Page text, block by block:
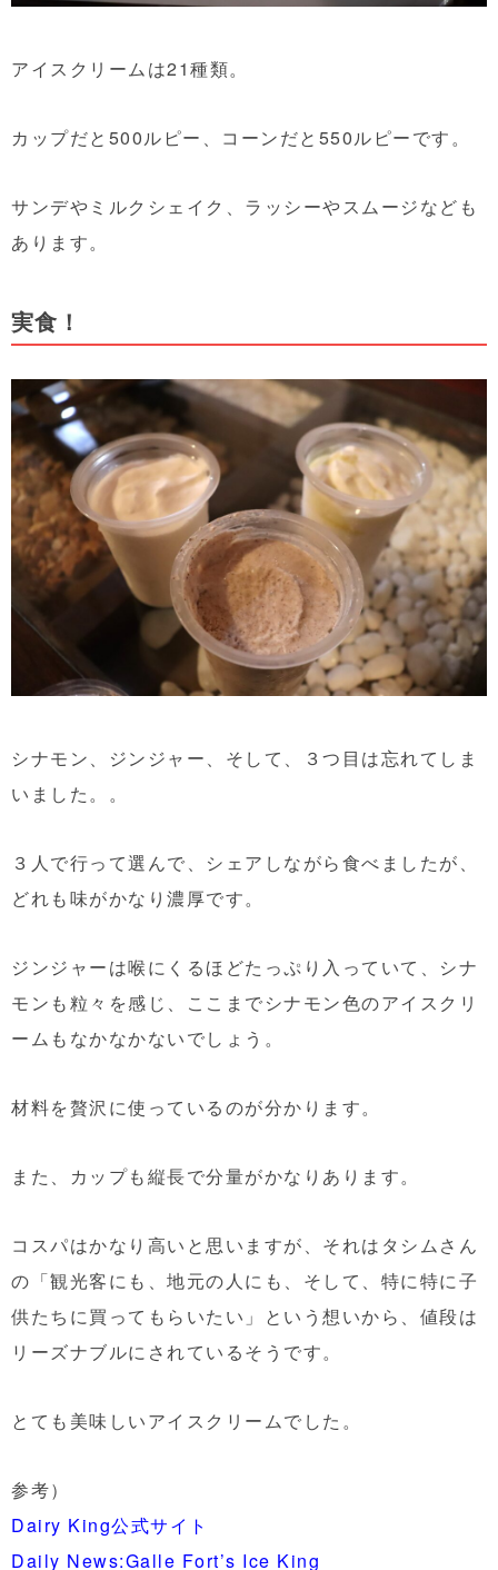
アイスクリームは21種類。
カップだと500ルピー、コーンだと550ルピーです。
サンデやミルクシェイク、ラッシーやスムージなども
あります。
実食！
シナモン、ジンジャー、そして、３つ目は忘れてしま
いました。。
３人で行って選んで、シェアしながら食べましたが、
どれも味がかなり濃厚です。
ジンジャーは喉にくるほどたっぷり入っていて、シナ
モンも粒々を感じ、ここまでシナモン色のアイスクリ
ームもなかなかないでしょう。
材料を贅沢に使っているのが分かります。
また、カップも縦長で分量がかなりあります。
コスパはかなり高いと思いますが、それはタシムさん
の「観光客にも、地元の人にも、そして、特に特に子
供たちに買ってもらいたい」という想いから、値段は
リーズナブルにされているそうです。
とても美味しいアイスクリームでした。
参考）
Dairy King公式サイト
Daily News:Galle Fort’s Ice King